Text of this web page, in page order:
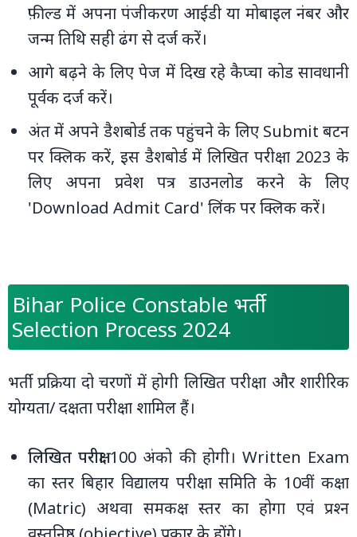
फ़ील्ड में अपना पंजीकरण आईडी या मोबाइल नंबर और
जन्म तिथि सही ढंग से दर्ज करें।
आगे बढ़ने के लिए पेज में दिख रहे कैप्चा कोड सावधानी
पूर्वक दर्ज करें।
अंत में अपने डैशबोर्ड तक पहुंचने के लिए Submit बटन
पर क्लिक करें, इस डैशबोर्ड में लिखित परीक्षा 2023 के
लिए अपना प्रवेश पत्र डाउनलोड करने के लिए
'Download Admit Card' लिंक पर क्लिक करें।
Bihar Police Constable भर्ती
Selection Process 2024
भर्ती प्रक्रिया दो चरणों में होगी लिखित परीक्षा और शारीरिक
योग्‍यता/ दक्षता परीक्षा शामिल हैं।
लिखित परीक्षा100 अंको की होगी। Written Exam
का स्तर बिहार विद्यालय परीक्षा समिति के 10वीं कक्षा
(Matric) अथवा समकक्ष स्तर का होगा एवं प्रश्‍न